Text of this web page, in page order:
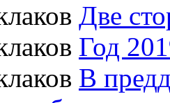
Две
Год
В